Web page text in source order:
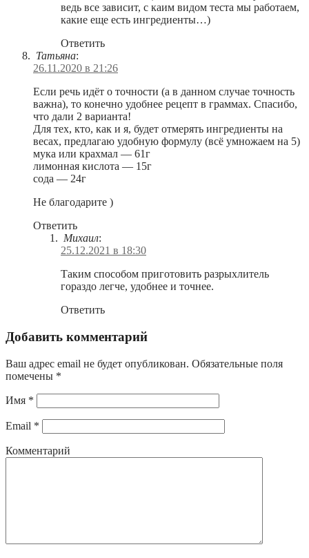
ведь все зависит, с каим видом теста мы работаем,
какие еще есть ингредиенты…)
Ответить
Татьяна:
26.11.2020 в 21:26
Если речь идёт о точности (а в данном случае точность
важна), то конечно удобнее рецепт в граммах. Спасибо,
что дали 2 варианта!
Для тех, кто, как и я, будет отмерять ингредиенты на
весах, предлагаю удобную формулу (всё умножаем на 5)
мука или крахмал — 61г
лимонная кислота — 15г
сода — 24г
Не благодарите )
Ответить
Михаил:
25.12.2021 в 18:30
Таким способом приготовить разрыхлитель
гораздо легче, удобнее и точнее.
Ответить
Добавить комментарий
Ваш адрес email не будет опубликован. Обязательные поля
помечены *
Имя *
Email *
Комментарий